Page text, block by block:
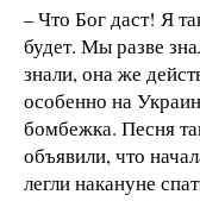
– Что Бог даст! Я
будет. Мы разве
знали, она же
особенно на
бомбежка. Песня
объявили, что
легли накануне